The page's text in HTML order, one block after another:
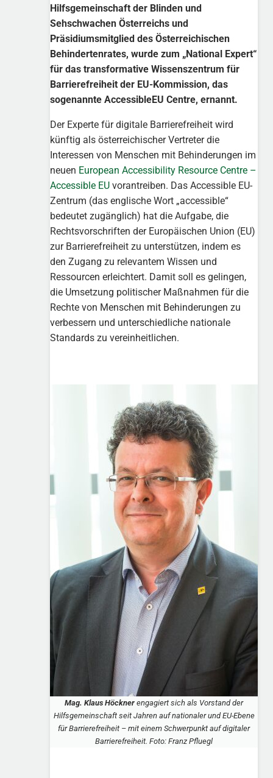
Hilfsgemeinschaft der Blinden und
Sehschwachen Österreichs und
Präsidiumsmitglied des Österreichischen
Behindertenrates, wurde zum „National Expert“
für das transformative Wissenszentrum für
Barrierefreiheit der EU-Kommission, das
sogenannte AccessibleEU Centre, ernannt.
Der Experte für digitale Barrierefreiheit wird
künftig als österreichischer Vertreter die
Interessen von Menschen mit Behinderungen im
neuen European Accessibility Resource Centre –
Accessible EU vorantreiben. Das Accessible EU-
Zentrum (das englische Wort „accessible“
bedeutet zugänglich) hat die Aufgabe, die
Rechtsvorschriften der Europäischen Union (EU)
zur Barrierefreiheit zu unterstützen, indem es
den Zugang zu relevantem Wissen und
Ressourcen erleichtert. Damit soll es gelingen,
die Umsetzung politischer Maßnahmen für die
Rechte von Menschen mit Behinderungen zu
verbessern und unterschiedliche nationale
Standards zu vereinheitlichen.
Mag. Klaus Höckner engagiert sich als Vorstand der
Hilfsgemeinschaft seit Jahren auf nationaler und EU-Ebene
für Barrierefreiheit – mit einem Schwerpunkt auf digitaler
Barrierefreiheit. Foto: Franz Pfluegl